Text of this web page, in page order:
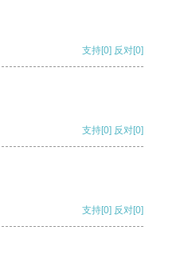
支持[0] 反对[0]
支持[0] 反对[0]
支持[0] 反对[0]